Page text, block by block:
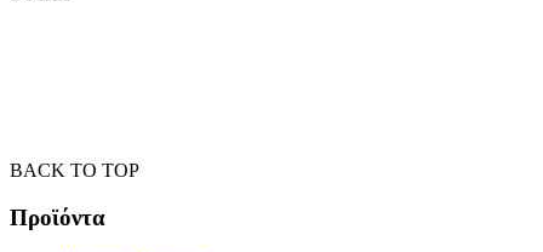
BACK TO TOP
Προϊόντα